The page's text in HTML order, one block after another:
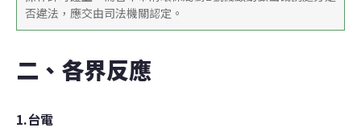
否違法，應交由司法機關認定。
二、各界反應
1.台電